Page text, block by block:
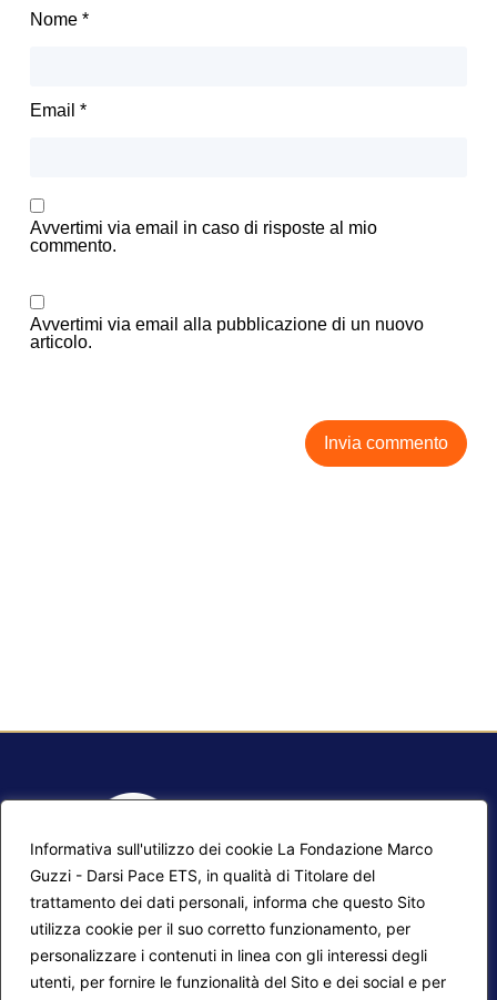
Informativa sull'utilizzo dei cookie La Fondazione Marco
Guzzi - Darsi Pace ETS, in qualità di Titolare del
trattamento dei dati personali, informa che questo Sito
utilizza cookie per il suo corretto funzionamento, per
personalizzare i contenuti in linea con gli interessi degli
utenti, per fornire le funzionalità del Sito e dei social e per
Nome *
Email *
Avvertimi via email in caso di risposte al mio
commento.
Avvertimi via email alla pubblicazione di un nuovo
articolo.
Mappa del sito Calendario corsi